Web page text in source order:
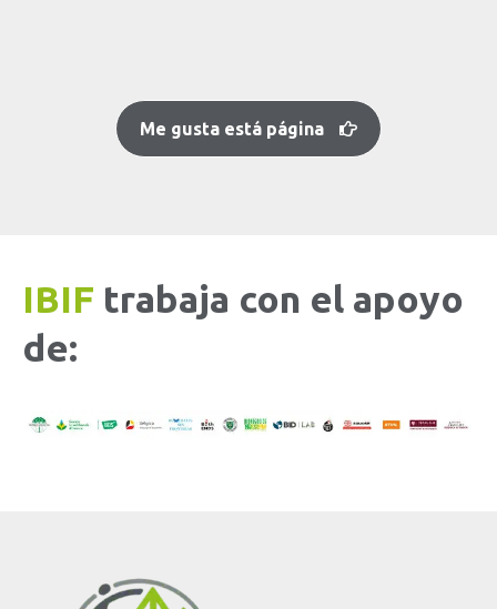
Me gusta está página
IBIF trabaja con el apoyo
de: